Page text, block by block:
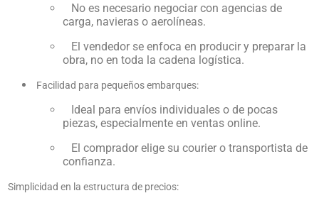
No es necesario negociar con agencias de
carga, navieras o aerolíneas.
El vendedor se enfoca en producir y preparar la
obra, no en toda la cadena logística.
Facilidad para pequeños embarques:
Ideal para envíos individuales o de pocas
piezas, especialmente en ventas online.
El comprador elige su courier o transportista de
confianza.
Simplicidad en la estructura de precios: